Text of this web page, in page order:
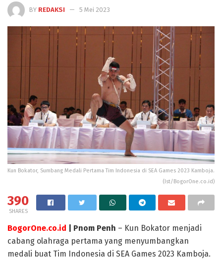
BY REDAKSI 5 Mei 2023
Kun Bokator, Sumbang Medali Pertama Tim Indonesia di SEA Games 2023 Kamboja.
(Ist/BogorOne.co.id)
390
SHARES
BogorOne.co.id | Pnom Penh – Kun Bokator menjadi
cabang olahraga pertama yang menyumbangkan
medali buat Tim Indonesia di SEA Games 2023 Kamboja.